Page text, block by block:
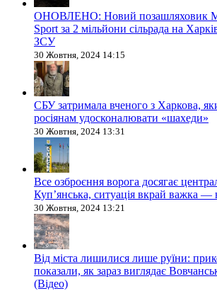
ОНОВЛЕНО: Новий позашляховик
Sport за 2 мільйони сільрада на
ЗСУ
30 Жовтня, 2024 14:15
СБУ затримала вченого з Харкова,
росіянам удосконалювати «шахеди»
30 Жовтня, 2024 13:31
Все озброєння ворога досягає
Куп’янська, ситуація вкрай важка
30 Жовтня, 2024 13:21
Від міста лишилися лише руїни:
показали, як зараз виглядає
(Відео)